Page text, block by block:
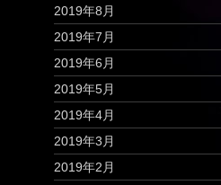
2019年8月
2019年7月
2019年6月
2019年5月
2019年4月
2019年3月
2019年2月